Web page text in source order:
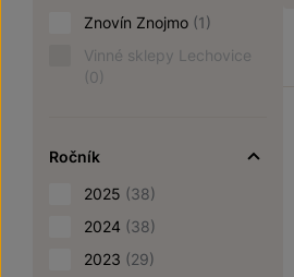
Znovín Znojmo (1)
Vinné sklepy Lechovice
(0)
Ročník
2025 (38)
2024 (38)
2023 (29)